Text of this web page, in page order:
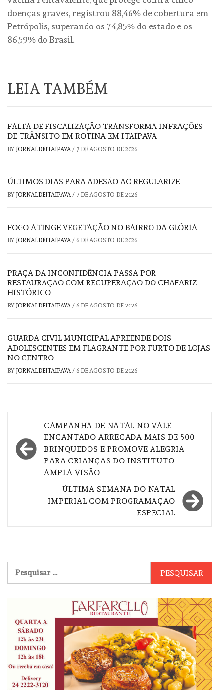
doenças graves, registrou 88,46% de cobertura em
Petrópolis, superando os 74,85% do estado e os
86,59% do Brasil.
LEIA TAMBÉM
FALTA DE FISCALIZAÇÃO TRANSFORMA INFRAÇÕES
DE TRÂNSITO EM ROTINA EM ITAIPAVA
BY JORNALDEITAIPAVA/ 7 DE AGOSTO DE 2026
ÚLTIMOS DIAS PARA ADESÃO AO REGULARIZE
BY JORNALDEITAIPAVA/ 7 DE AGOSTO DE 2026
FOGO ATINGE VEGETAÇÃO NO BAIRRO DA GLÓRIA
BY JORNALDEITAIPAVA/ 6 DE AGOSTO DE 2026
PRAÇA DA INCONFIDÊNCIA PASSA POR
RESTAURAÇÃO COM RECUPERAÇÃO DO CHAFARIZ
HISTÓRICO
BY JORNALDEITAIPAVA/ 6 DE AGOSTO DE 2026
GUARDA CIVIL MUNICIPAL APREENDE DOIS
ADOLESCENTES EM FLAGRANTE POR FURTO DE LOJAS
NO CENTRO
BY JORNALDEITAIPAVA/ 6 DE AGOSTO DE 2026
Navegação
de
Post
CAMPANHA DE NATAL NO VALE
ENCANTADO ARRECADA MAIS DE 500
BRINQUEDOS E PROMOVE ALEGRIA
PARA CRIANÇAS DO INSTITUTO
AMPLA VISÃO
ÚLTIMA SEMANA DO NATAL
IMPERIAL COM PROGRAMAÇÃO
ESPECIAL
por: